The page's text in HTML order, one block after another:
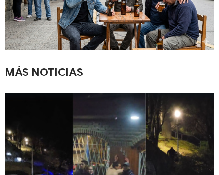
MÁS NOTICIAS